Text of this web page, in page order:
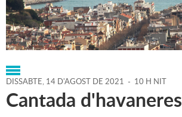
Portada > Regidories > Cultura > Agenda
DISSABTE, 14 D'AGOST DE 2021 - 10 H NIT
Cantada d'havaneres